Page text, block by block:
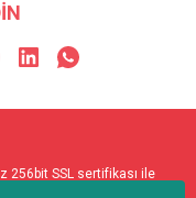
256bit SSL sertifikası ile